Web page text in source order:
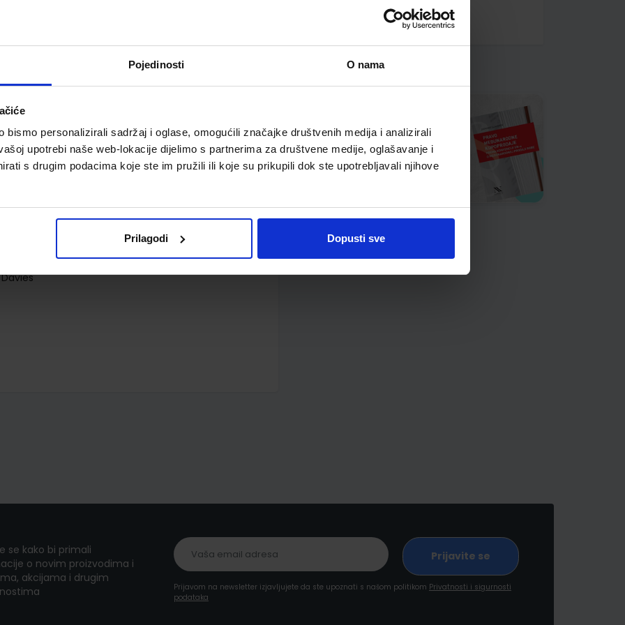
Pojedinosti O nama
bismo personalizirali sadržaj i oglase, omogućili značajke društvenih medija i analizirali
upotrebi naše web-lokacije dijelimo s partnerima za društvene medije, oglašavanje i
s drugim podacima koje ste im pružili ili koje su prikupili dok ste upotrebljavali njihove
Prilagodi Dopusti sve
with eBook, udžbenik engleskog jezika
se kako bi primali
o novim proizvodima i
akcijama i drugim
Prijavom na newsletter izjavljujete da ste upoznati s našom politikom Privatnosti i sigurnosti
podataka